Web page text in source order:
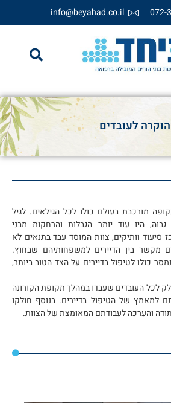
072-
info@beyahad.co.il
הוקרה לעובדים
מורכבת בעולם כולו לכל הגילאים. לגיל
היו עוד יותר הגבלות והרחקות מבני
וותיקים, צוות המוסד עבד בתנאים לא
מקשר בין הדיירים למשפחותיהם שבחוץ.
כולו לטיפול בדיירים על הצד הטוב ביותר,
לכל העובדים שעבדו במהלך תקופת הקורונה
למאמץ של הטיפול בדיירים. בנוסף חולקו
והערכה לעבודתם המאומצת של הצוות.